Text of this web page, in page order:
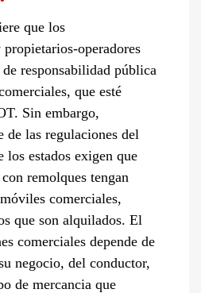
que los
operadores
responsabilidad pública
que esté
Sin embargo,
de las regulaciones del
estados exigen que
remolques tengan
comerciales,
que son alquilados. El
comerciales depende de
negocio, del conductor,
de mercancia que